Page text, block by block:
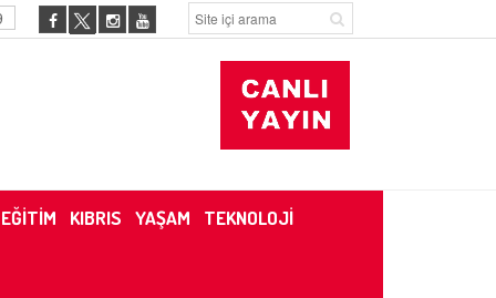
EĞİTİM KIBRIS YAŞAM TEKNOLOJİ